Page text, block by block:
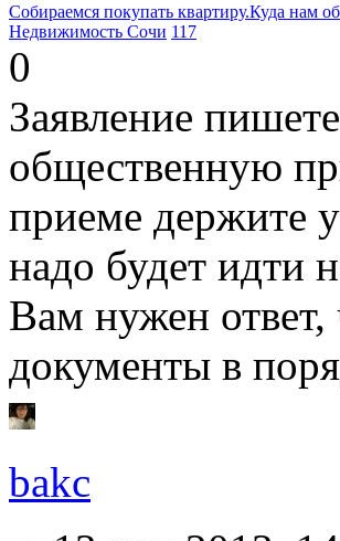
Собираемся покупать квартиру.Куда нам
Недвижимость Сочи 117
0
Заявление
общественную
приеме держите
надо будет идти
Вам нужен ответ,
документы в
bakc